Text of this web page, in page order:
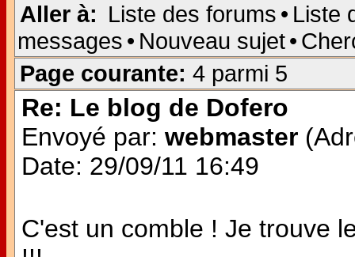
Aller à: Liste des forums • Liste
messages • Nouveau sujet•
Page courante: 4 parmi 5
Re: Le blog de Dofero
Envoyé par: webmaster
Date: 29/09/11 16:49
C'est un comble ! Je trouve